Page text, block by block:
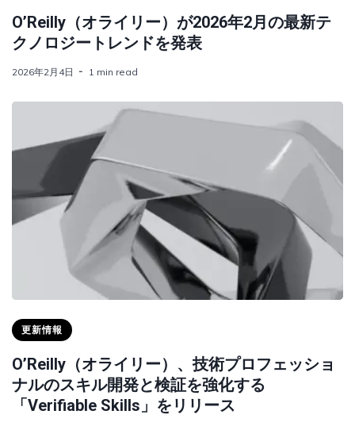
O’Reilly（オライリー）が2026年2月の最新テ
クノロジートレンドを発表
2026年2月4日 1 min read
更新情報
O’Reilly（オライリー）、技術プロフェッショ
ナルのスキル開発と検証を強化する
「Verifiable Skills」をリリース